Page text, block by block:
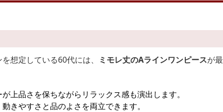
想定している60代には、 ミモレ丈のAラインワンピースが最
上品さを保ちながらリラックス感も演出します。
きやすさと品のよさを両立できます。